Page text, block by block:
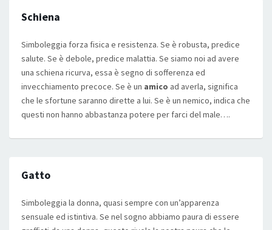
Schiena
Simboleggia forza fisica e resistenza. Se è robusta, predice
salute. Se è debole, predice malattia. Se siamo noi ad avere
una schiena ricurva, essa è segno di sofferenza ed
invecchiamento precoce. Se è un amico ad averla, significa
che le sfortune saranno dirette a lui. Se è un nemico, indica che
questi non hanno abbastanza potere per farci del male….
Gatto
Simboleggia la donna, quasi sempre con un’apparenza
sensuale ed istintiva. Se nel sogno abbiamo paura di essere